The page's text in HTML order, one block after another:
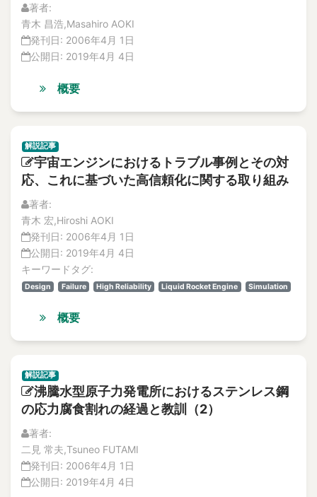
Accelerated-Aging Test
Acceleration
Acceleration of irradiation embrittlement
Accept Risks in Natural Disaster
accessibility
accident
Accident
accident compensation
Accident in Maintenance
Accident Management
accident management
accident response
Accidents
accountability
accuracy
Accuracy
ACM-sensor
Acoustic diagnosis
Acoustic Emission
論文
解説記事
特集記事
論文
解説記事
論文
特集記事
解説記事
論文
No.4
特集記事
解説記事
No.3
論文
No.2
No.1
特集記事
著者:
青木 昌浩,Masahiro AOKI
発刊日: 2006年4月 1日
公開日: 2019年4月 4日
概要
解説記事
宇宙エンジンにおけるトラブル事例とその対
応、これに基づいた高信頼化に関する取り組み
著者:
青木 宏,Hiroshi AOKI
発刊日: 2006年4月 1日
公開日: 2019年4月 4日
キーワードタグ:
Design Failure High Reliability Liquid Rocket Engine Simulation
概要
解説記事
沸騰水型原子力発電所におけるステンレス鋼
の応力腐食割れの経過と教訓（2）
著者:
二見 常夫,Tsuneo FUTAMI
発刊日: 2006年4月 1日
公開日: 2019年4月 4日